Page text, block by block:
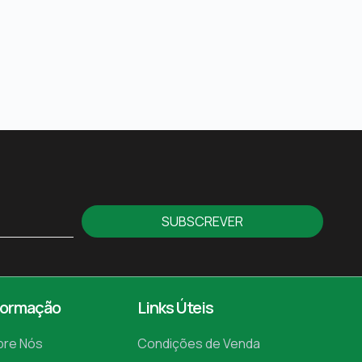
SUBSCREVER
Nós
Links Úteis
Condições de Venda